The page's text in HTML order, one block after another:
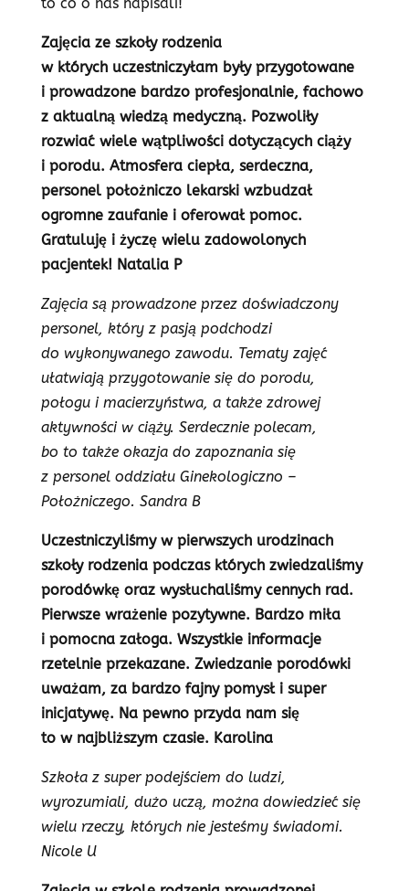
Zajęcia ze szkoły rodzenia
w których uczestniczyłam były przygotowane
i prowadzone bardzo profesjonalnie, fachowo
z aktualną wiedzą medyczną. Pozwoliły
rozwiać wiele wątpliwości dotyczących ciąży
i porodu. Atmosfera ciepła, serdeczna,
personel położniczo lekarski wzbudzał
ogromne zaufanie i oferował pomoc.
Gratuluję i życzę wielu zadowolonych
pacjentek! Natalia P
Zajęcia są prowadzone przez doświadczony
personel, który z pasją podchodzi
do wykonywanego zawodu. Tematy zajęć
ułatwiają przygotowanie się do porodu,
połogu i macierzyństwa, a także zdrowej
aktywności w ciąży. Serdecznie polecam,
bo to także okazja do zapoznania się
z personel oddziału Ginekologiczno –
Położniczego. Sandra B
Uczestniczyliśmy w pierwszych urodzinach
szkoły rodzenia podczas których zwiedzaliśmy
porodówkę oraz wysłuchaliśmy cennych rad.
Pierwsze wrażenie pozytywne. Bardzo miła
i pomocna załoga. Wszystkie informacje
rzetelnie przekazane. Zwiedzanie porodówki
uważam, za bardzo fajny pomysł i super
inicjatywę. Na pewno przyda nam się
to w najbliższym czasie. Karolina
Szkoła z super podejściem do ludzi,
wyrozumiali, dużo uczą, można dowiedzieć się
wielu rzeczy, których nie jesteśmy świadomi.
Nicole U